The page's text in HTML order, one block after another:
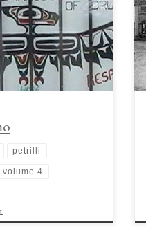
delle risposte più
dei danni droga-
consumare
[…]
petrilli
volume 4